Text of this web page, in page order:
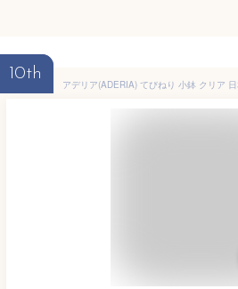
10th